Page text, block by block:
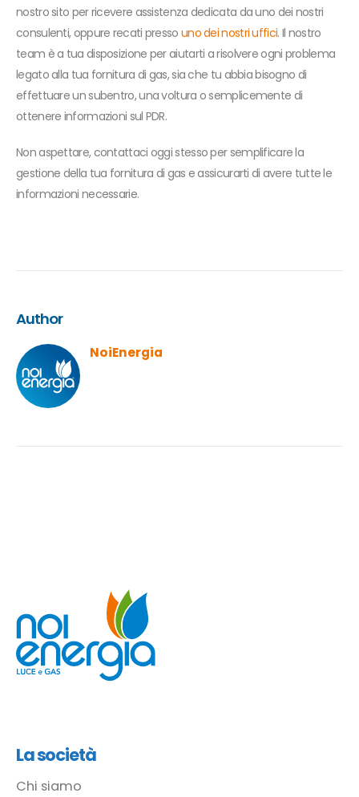
nostro sito per ricevere assistenza dedicata da uno dei nostri
consulenti, oppure recati presso uno dei nostri uffici. Il nostro
team è a tua disposizione per aiutarti a risolvere ogni problema
legato alla tua fornitura di gas, sia che tu abbia bisogno di
effettuare un subentro, una voltura o semplicemente di
ottenere informazioni sul PDR.
Non aspettare, contattaci oggi stesso per semplificare la
gestione della tua fornitura di gas e assicurarti di avere tutte le
informazioni necessarie.
Author
NoiEnergia
La società
Chi siamo